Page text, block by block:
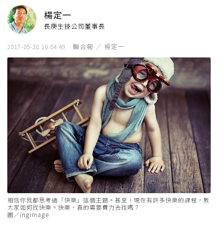
楊定一
長庚生技公司董事長
2017-05-28 10:04:49 聯合報 ／ 楊定一
相信你我都思考過「快樂」這個主題。甚至，現在有許多快樂的課程，教
大家如何找快樂。快樂，真的需要費力去找嗎？
圖／ingimage